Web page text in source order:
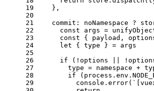
19
20
21
22
23
24
25
26
27
28
29
    },
commit : noNamespace ?
const args =
const { payload,
let { type } = args
if (!options ||
type = namespace +
if (process. env .
console . error(